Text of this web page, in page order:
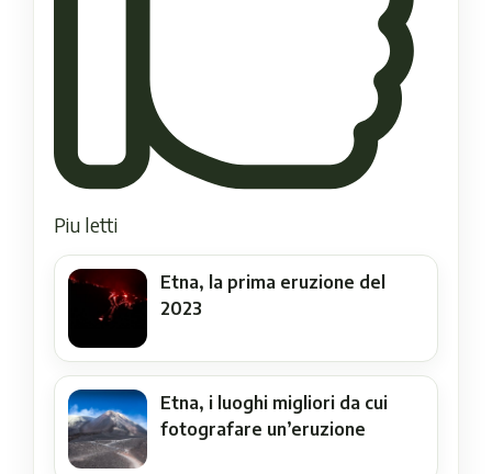
Piu letti
Etna, la prima eruzione del
2023
Etna, i luoghi migliori da cui
fotografare un’eruzione